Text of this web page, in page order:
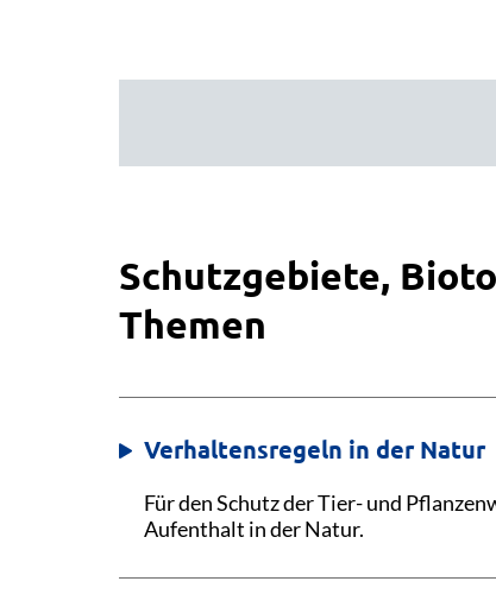
Schutzgebiete,
Themen
Verhaltensregeln in der Natur
Für den Schutz der Tier- und
Aufenthalt in der Natur.